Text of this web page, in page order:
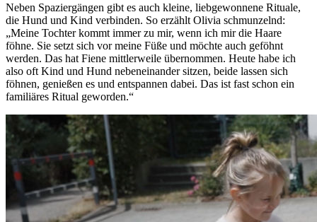
Neben Spaziergängen gibt es auch kleine, liebgewonnene Rituale,
die Hund und Kind verbinden. So erzählt Olivia schmunzelnd:
„Meine Tochter kommt immer zu mir, wenn ich mir die Haare
föhne. Sie setzt sich vor meine Füße und möchte auch geföhnt
werden. Das hat Fiene mittlerweile übernommen. Heute habe ich
also oft Kind und Hund nebeneinander sitzen, beide lassen sich
föhnen, genießen es und entspannen dabei. Das ist fast schon ein
familiäres Ritual geworden.“